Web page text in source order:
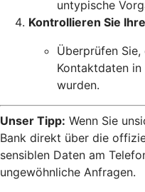
untypische
Kontrollieren Sie
Überprüfen
Kontaktdaten
wurden.
Unser Tipp: Wenn Sie
Bank direkt über die
sensiblen Daten am
ungewöhnliche Anfragen.